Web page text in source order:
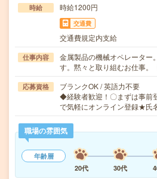
時給 時給1200円
交通費
交通費規定内支給
仕事内容
金属製品の機械オペレーター
す。黙々と取り組むお仕事
応募資格
ブランクOK / 英語力不要
◆経験者歓迎！〇まずは事前
で気軽にオンライン登録★氏
職場の雰囲気
年齢層
20代
30代